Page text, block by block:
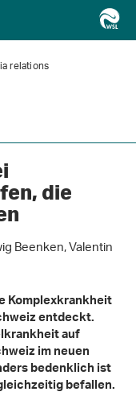
relations
die
Beenken, Valentin
Komplexkrankheit
entdeckt.
auf
im neuen
bedenklich ist
befallen.